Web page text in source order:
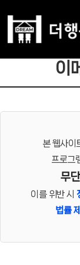
이
본 웹사이
프로그
무
이를 위반 시
법률